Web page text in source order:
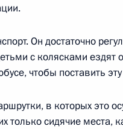
Москва
Москва
Он достаточно
с колясками ездят
чтобы поставить
в которых это
только сидячие места,